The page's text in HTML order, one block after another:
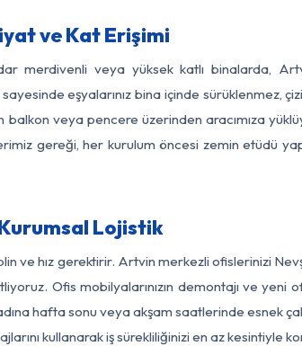
ve Kat Erişimi
merdivenli veya yüksek katlı binalarda,
eşyalarınız bina içinde sürüklenmez,
balkon veya pencere üzerinden aracımıza
gereği, her kurulum öncesi zemin etüdü
Lojistik
ve hız gerektirir. Artvin merkezli ofislerinizi
Ofis mobilyalarınızın demontajı ve yeni
hafta sonu veya akşam saatlerinde esnek
kullanarak iş sürekliliğinizi en az kesintiyle